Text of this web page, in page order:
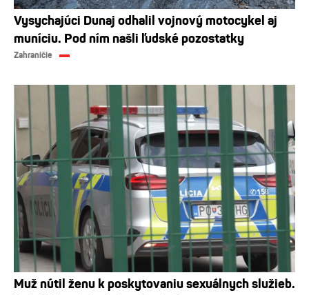
Vysychajúci Dunaj odhalil vojnový motocykel aj
muníciu. Pod ním našli ľudské pozostatky
Zahraničie
Muž nútil ženu k poskytovaniu sexuálnych služieb.